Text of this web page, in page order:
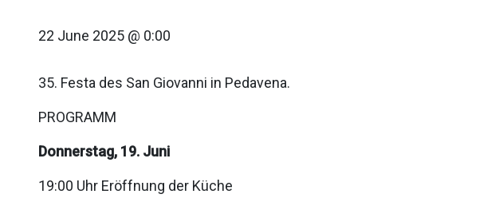
22 June 2025 @ 0:00
35. Festa des San Giovanni in Pedavena.
PROGRAMM
Donnerstag, 19. Juni
19:00 Uhr Eröffnung der Küche